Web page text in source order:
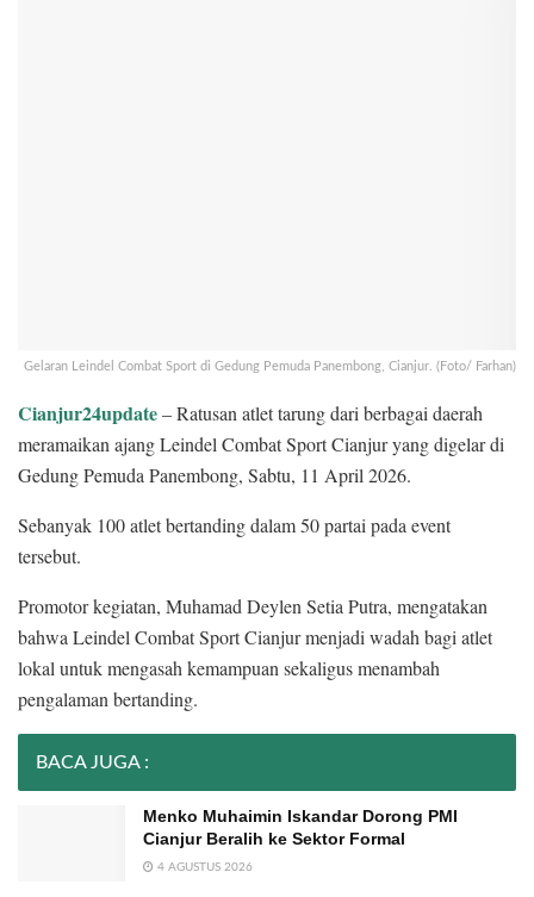
Gelaran Leindel Combat Sport di Gedung Pemuda Panembong, Cianjur. (Foto/ Farhan)
Cianjur24update– Ratusan atlet tarung dari berbagai daerah
meramaikan ajang Leindel Combat Sport Cianjur yang digelar di
Gedung Pemuda Panembong, Sabtu, 11 April 2026.
Sebanyak 100 atlet bertanding dalam 50 partai pada event
tersebut.
Promotor kegiatan, Muhamad Deylen Setia Putra, mengatakan
bahwa Leindel Combat Sport Cianjur menjadi wadah bagi atlet
lokal untuk mengasah kemampuan sekaligus menambah
pengalaman bertanding.
BACA JUGA :
Menko Muhaimin Iskandar Dorong PMI
Cianjur Beralih ke Sektor Formal
4 AGUSTUS 2026